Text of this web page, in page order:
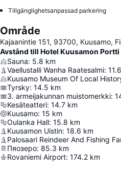
Tillgänglighetsanpassad parkering
Område
Kajaanintie 151, 93700, Kuusamo,
Avstånd till Hotel Kuusamon Portti
Sauna: 5.8 km
Vaellustalli Wanha Raatesalmi: 11.6
Kuusamo Museum Of Local
Tyrsky: 14.5 km
3. armeijakunnan muistomerkki:
Kesäteatteri: 14.7 km
Kuusamo: 15 km
Oulanka Hall: 15.8 km
Kuusamon Uistin: 18.6 km
Palosaari Reindeer And Fishing
Пяозеро: 85.3 km
Rovaniemi Airport: 174.2 km